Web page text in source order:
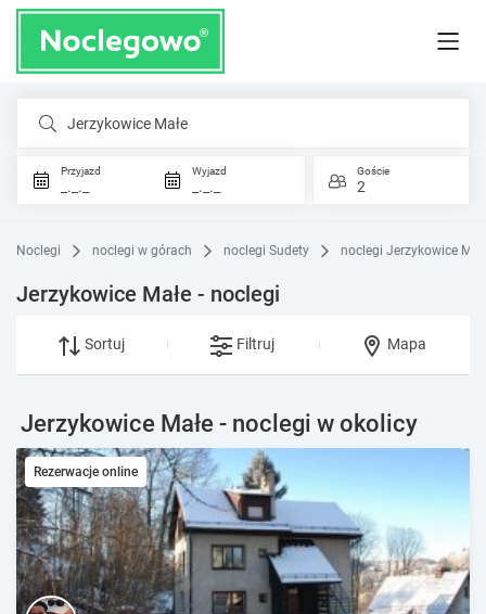
Jerzykowice Małe
Przyjazd
_._._
Wyjazd
_._._
Goście
2
Noclegi noclegi w górach noclegi Sudety noclegi Jerzykowice
Jerzykowice Małe - noclegi
Sortuj Filtruj Mapa
Jerzykowice Małe - noclegi w okolicy
Rezerwacje online